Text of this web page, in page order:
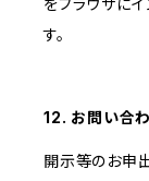
をブラウザに
す。
12. お問い合
開示等のお申